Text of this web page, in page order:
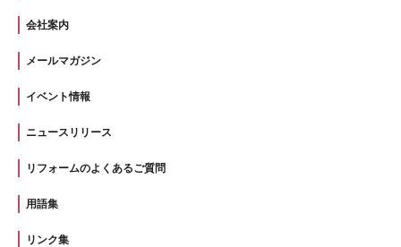
会社案内
メールマガジン
イベント情報
ニュースリリース
リフォームのよくあるご質問
用語集
リンク集